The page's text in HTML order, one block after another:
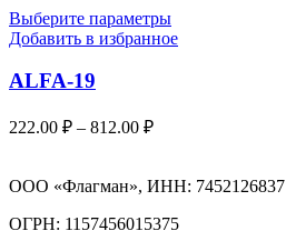
Выберите параметры
Добавить в избранное
ALFA-19
222.00 ₽ – 812.00 ₽
ООО «Флагман», ИНН: 7452126837
ОГРН: 1157456015375